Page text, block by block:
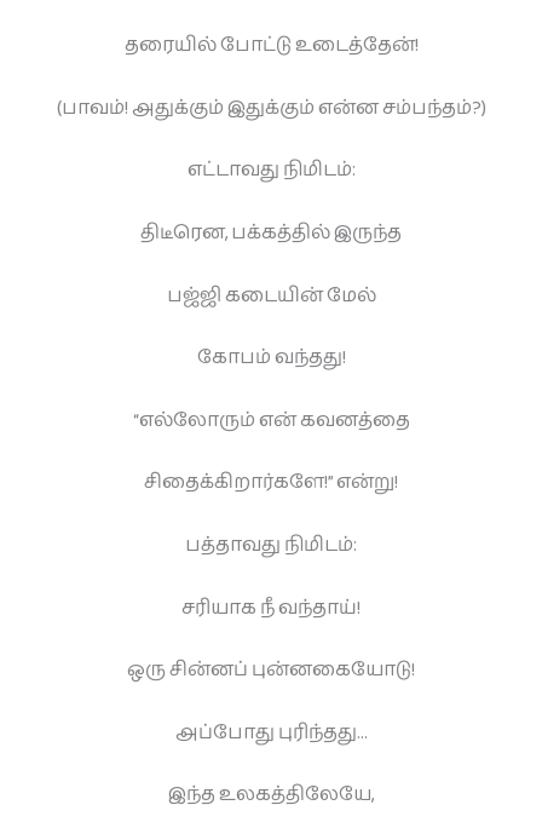
தரையில் போட்டு உடைத்தேன்!
(பாவம்! அதுக்கும் இதுக்கும் என்ன சம்பந்தம்?)
எட்டாவது நிமிடம்:
திடீரென, பக்கத்தில் இருந்த
பஜ்ஜி கடையின் மேல்
கோபம் வந்தது!
“எல்லோரும் என் கவனத்தை
சிதைக்கிறார்களே!” என்று!
பத்தாவது நிமிடம்:
சரியாக நீ வந்தாய்!
ஒரு சின்னப் புன்னகையோடு!
அப்போது புரிந்தது…
இந்த உலகத்திலேயே,